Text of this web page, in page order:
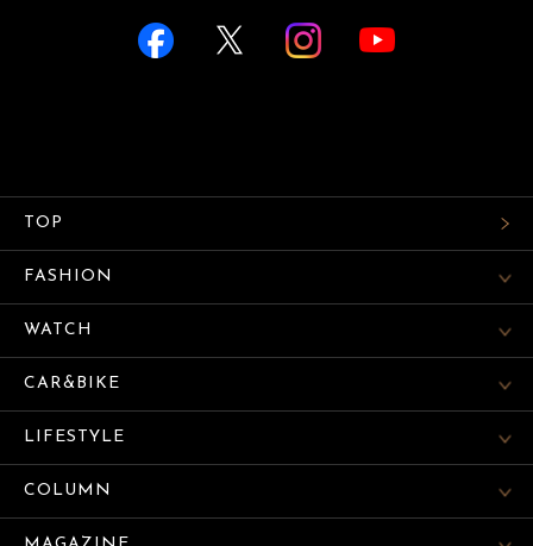
TOP
FASHION
WATCH
CAR&BIKE
LIFESTYLE
COLUMN